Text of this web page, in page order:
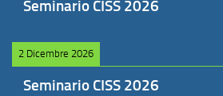
Seminario CISS 2026
2 Dicembre 2026
Seminario CISS 2026